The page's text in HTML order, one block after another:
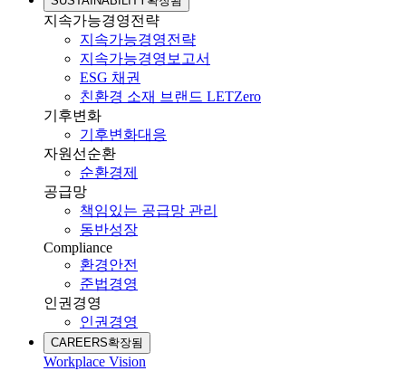
지속가능경영전략
지속가능경영전략
지속가능경영보고서
ESG 채권
친환경 소재 브랜드 LETZero
기후변화
기후변화대응
자원선순환
순환경제
공급망
책임있는 공급망 관리
동반성장
Compliance
환경안전
준법경영
인권경영
인권경영
CAREERS확장됨
Workplace Vision